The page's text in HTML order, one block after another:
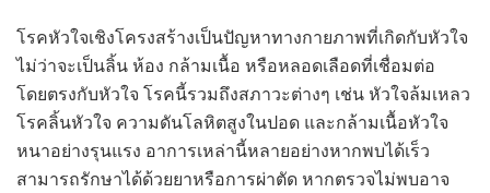
โรคหัวใจเชิงโครงสร้างเป็นปัญหาทางกายภาพที่เกิดกับหัวใจ
ไม่ว่าจะเป็นลิ้น ห้อง กล้ามเนื้อ หรือหลอดเลือดที่เชื่อมต่อ
โดยตรงกับหัวใจ โรคนี้รวมถึงสภาวะต่างๆ เช่น หัวใจล้มเหลว
โรคลิ้นหัวใจ ความดันโลหิตสูงในปอด และกล้ามเนื้อหัวใจ
หนาอย่างรุนแรง อาการเหล่านี้หลายอย่างหากพบได้เร็ว
สามารถรักษาได้ด้วยยาหรือการผ่าตัด หากตรวจไม่พบอาจ